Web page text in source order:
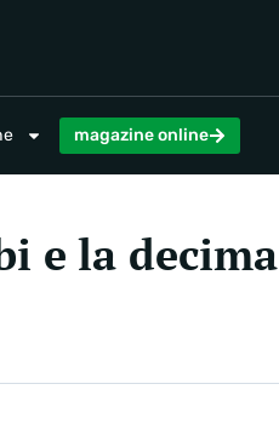
magazine online
e la decima